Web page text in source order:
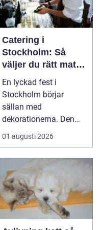
Catering i
Stockholm: Så
väljer du rätt mat
till ditt evenemang
En lyckad fest i
Stockholm börjar
sällan med
dekorationerna. Den
börjar i köket....
01 augusti 2026